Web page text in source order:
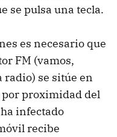
se pulsa una tecla.
es necesario que
FM (vamos,
se sitúe en
proximidad del
infectado
recibe